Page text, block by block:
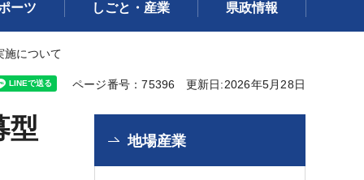
ーツ しごと・産業 県政情報
施について
ページ番号：75396 更新日:2026年5月28日
型
地場産業